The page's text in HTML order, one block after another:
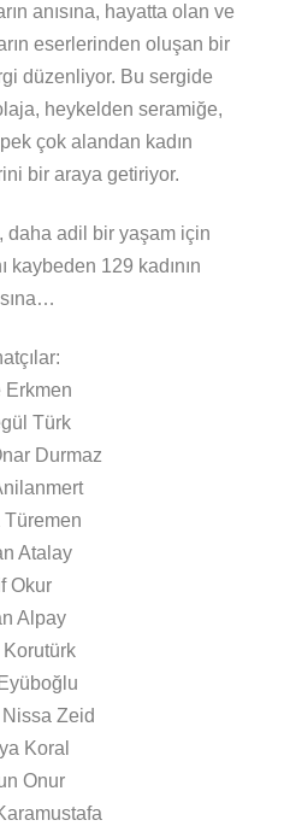
anısına, hayatta olan ve
eserlerinden oluşan bir
düzenliyor. Bu sergide
heykelden seramiğe,
çok alandan kadın
bir araya getiriyor.
daha adil bir yaşam için
kaybeden 129 kadının
Erkmen
Türk
Durmaz
Türemen
Atalay
Okur
Alpay
Korutürk
Zeid
Koral
Onur